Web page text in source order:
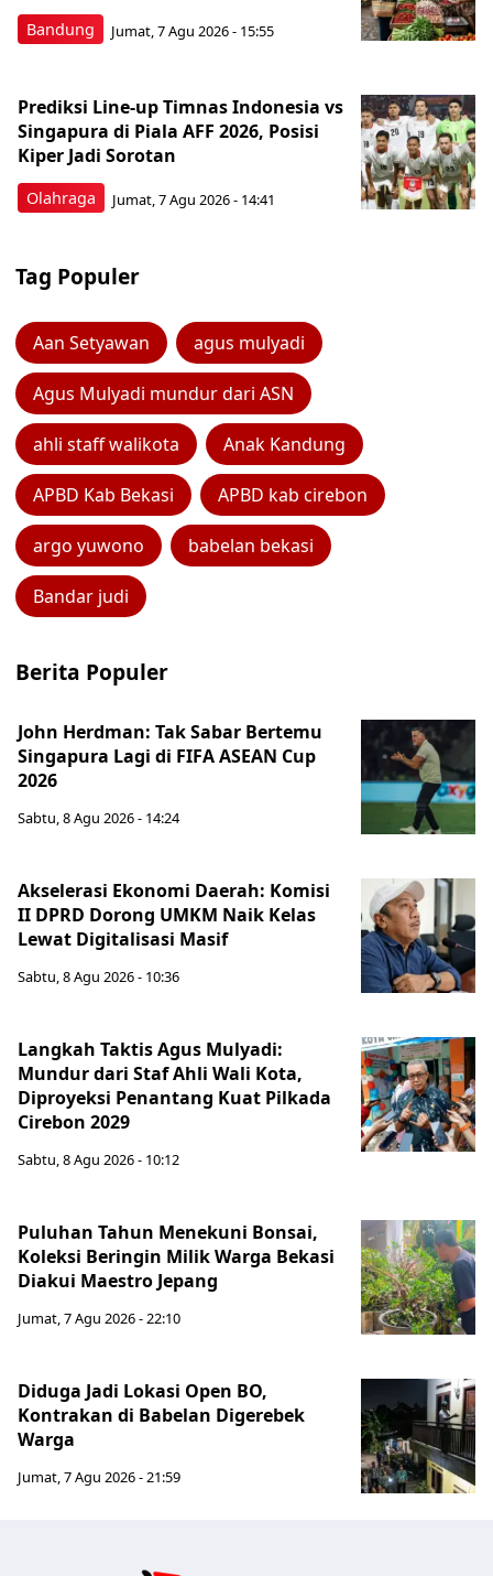
Bandung Jumat, 7 Agu 2026 - 15:55
Olahraga
Prediksi Line-up Timnas Indonesia vs
Singapura di Piala AFF 2026, Posisi
Kiper Jadi Sorotan
Jumat, 7 Agu 2026 - 14:41
Tag Populer
Aan Setyawan agus mulyadi
Agus Mulyadi mundur dari ASN
ahli staff walikota Anak Kandung
APBD Kab Bekasi APBD kab cirebon
argo yuwono babelan bekasi
Bandar judi
Berita Populer
John Herdman: Tak Sabar Bertemu
Singapura Lagi di FIFA ASEAN Cup
2026
Sabtu, 8 Agu 2026 - 14:24
Akselerasi Ekonomi Daerah: Komisi
II DPRD Dorong UMKM Naik Kelas
Lewat Digitalisasi Masif
Sabtu, 8 Agu 2026 - 10:36
Langkah Taktis Agus Mulyadi:
Mundur dari Staf Ahli Wali Kota,
Diproyeksi Penantang Kuat Pilkada
Cirebon 2029
Sabtu, 8 Agu 2026 - 10:12
Puluhan Tahun Menekuni Bonsai,
Koleksi Beringin Milik Warga Bekasi
Diakui Maestro Jepang
Jumat, 7 Agu 2026 - 22:10
Diduga Jadi Lokasi Open BO,
Kontrakan di Babelan Digerebek
Warga
Jumat, 7 Agu 2026 - 21:59